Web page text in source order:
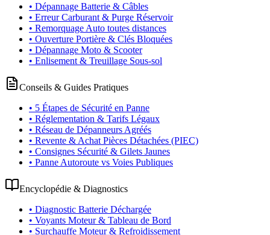
• Dépannage Batterie & Câbles
• Erreur Carburant & Purge Réservoir
• Remorquage Auto toutes distances
• Ouverture Portière & Clés Bloquées
• Dépannage Moto & Scooter
• Enlisement & Treuillage Sous-sol
Conseils & Guides Pratiques
• 5 Étapes de Sécurité en Panne
• Réglementation & Tarifs Légaux
• Réseau de Dépanneurs Agréés
• Revente & Achat Pièces Détachées (PIEC)
• Consignes Sécurité & Gilets Jaunes
• Panne Autoroute vs Voies Publiques
Encyclopédie & Diagnostics
• Diagnostic Batterie Déchargée
• Voyants Moteur & Tableau de Bord
• Surchauffe Moteur & Refroidissement